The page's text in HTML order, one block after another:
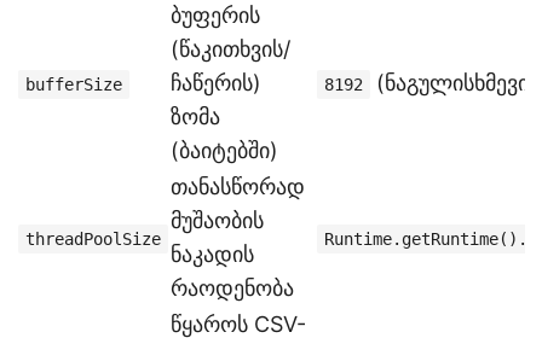
bufferSize
ბუფერის
(წაკითხვის/
ჩაწერის)
ზომა
(ბაიტებში)
8192 (ნაგულისხმევი)
threadPoolSize
თანასწორად
მუშაობის
ნაკადის
რაოდენობა
წყაროს CSV-